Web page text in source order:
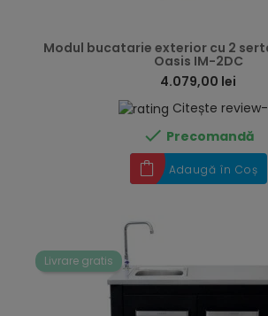
Modul bucatarie exterior cu 2
Oasis IM-2DC
4.079,00 lei
Citește
 Precomandă
Adaugă în Coș
Livrare gratis